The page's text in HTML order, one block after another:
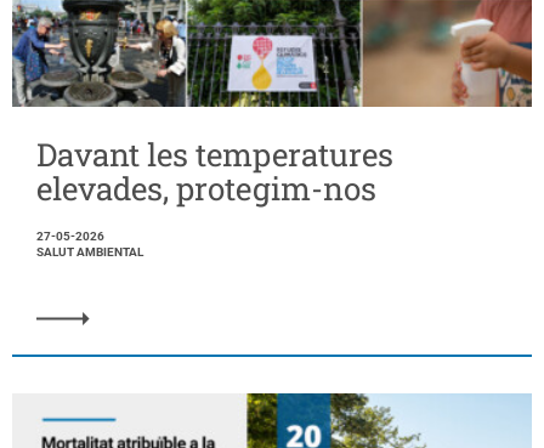
Davant les temperatures
elevades, protegim-nos
27-05-2026
SALUT AMBIENTAL